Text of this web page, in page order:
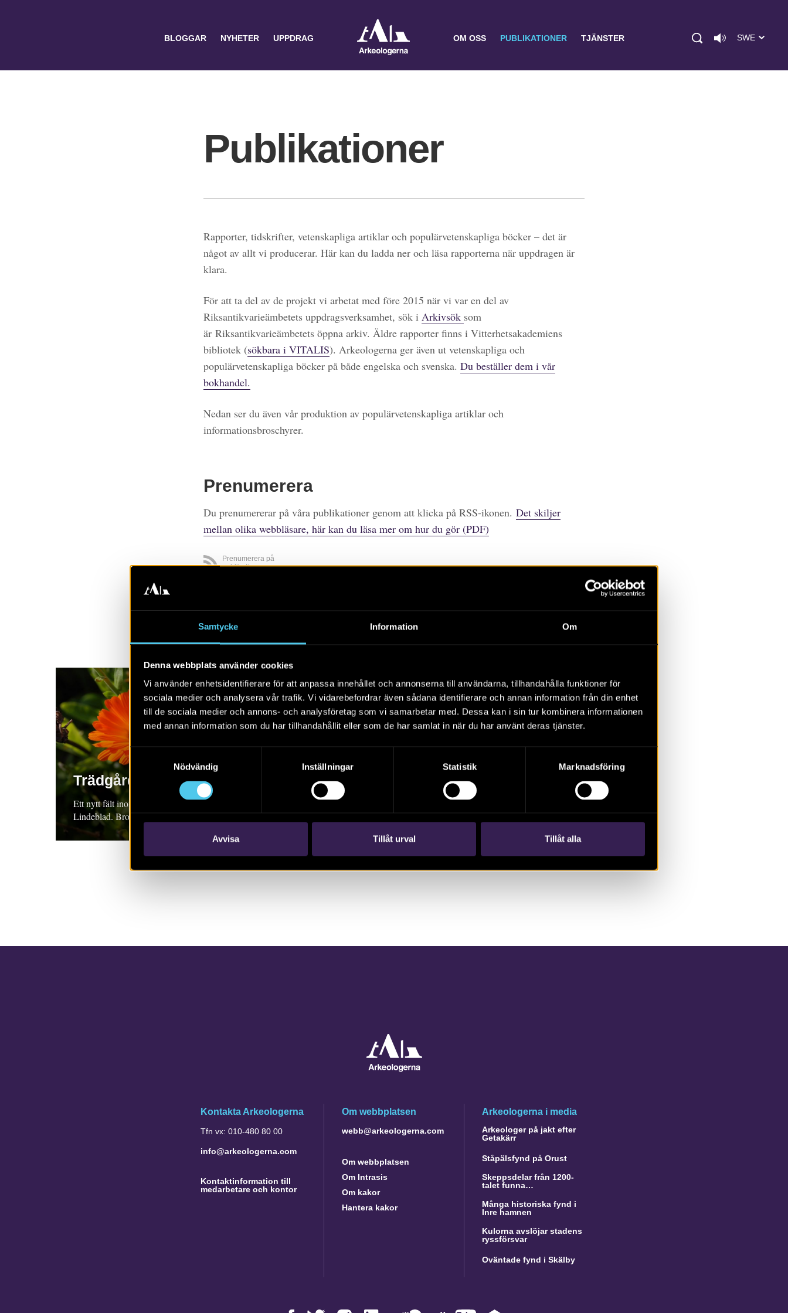
Samtycke Information Om
Denna webbplats använder cookies
Vi använder enhetsidentifierare för att anpassa innehållet och annonserna till användarna, tillhandahålla funktioner för
sociala medier och analysera vår trafik. Vi vidarebefordrar även sådana identifierare och annan information från din enhet
till de sociala medier och annons- och analysföretag som vi samarbetar med. Dessa kan i sin tur kombinera informationen
med annan information som du har tillhandahållit eller som de har samlat in när du har använt deras tjänster.
Nödvändig
Inställningar Statistik Marknadsföring
Avvisa Tillåt urval Tillåt alla
BLOGGAR NYHETER UPPDRAG OM OSS PUBLIKATIONER TJÄNSTER SWE
Publikationer
Rapporter, tidskrifter, vetenskapliga artiklar och populärvetenskapliga böcker – det är
något av allt vi producerar. Här kan du ladda ner och läsa rapporterna när uppdragen är
klara.
För att ta del av de projekt vi arbetat med före 2015 när vi var en del av
Riksantikvarieämbetets uppdragsverksamhet, sök i Arkivsök som
är Riksantikvarieämbetets öppna arkiv. Äldre rapporter finns i Vitterhetsakademiens
bibliotek (sökbara i VITALIS). Arkeologerna ger även ut vetenskapliga och
populärvetenskapliga böcker på både engelska och svenska. Du beställer dem i vår
bokhandel.
Nedan ser du även vår produktion av populärvetenskapliga artiklar och
informationsbroschyrer.
Prenumerera
Du prenumererar på våra publikationer genom att klicka på RSS-ikonen. Det skiljer
mellan olika webbläsare, här kan du läsa mer om hur du gör (PDF)
Prenumerera på
publikationer
2026 2022
Trädgårdsarkeologi
Ett nytt fält inom svensk arkeologi. Karin
Lindeblad. Broschyr, 2016
Kalmar mellan dröm och
verklighet
Bok, 2016. Konstruktionen av den
tidigmoderna staden. Göran Tagesson (red.),
Kontakta Arkeologerna
Tfn vx: 010-480 80 00
info@arkeologerna.com
Kontaktinformation till
medarbetare och kontor
Om webbplatsen
webb@arkeologerna.com
Om webbplatsen
Om Intrasis
Om kakor
Hantera kakor
Arkeologerna i media
Arkeologer på jakt efter
Getakärr
Ståpälsfynd på Orust
Skeppsdelar från 1200-
talet funna…
Många historiska fynd i
Inre hamnen
Kulorna avslöjar stadens
ryssförsvar
Oväntade fynd i Skälby